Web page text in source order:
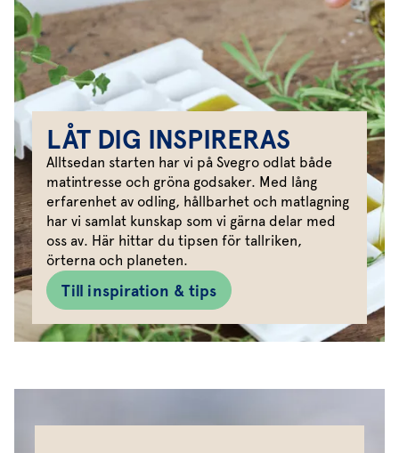
LÅT DIG INSPIRERAS
Alltsedan starten har vi på Svegro odlat både
matintresse och gröna godsaker. Med lång
erfarenhet av odling, hållbarhet och matlagning
har vi samlat kunskap som vi gärna delar med
oss av. Här hittar du tipsen för tallriken,
örterna och planeten.
Till inspiration & tips